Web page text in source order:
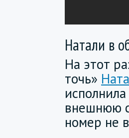
Натали в
На этот
точь»
внешнюю
номер не